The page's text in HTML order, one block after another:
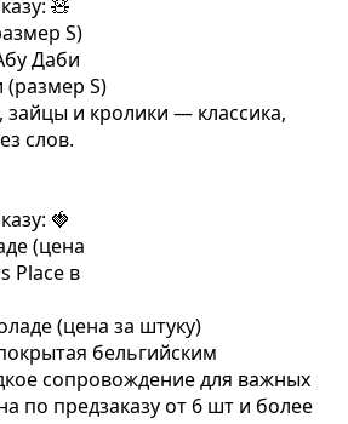
S)
и кролики — классика,
слов.
(цена за штуку)
бельгийским
сопровождение для важных
по предзаказу от 6 шт и более